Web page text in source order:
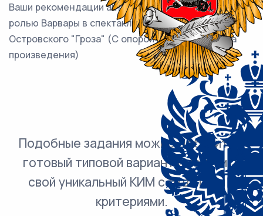
Ваши рекомендации актрисе, работающей над
ролью Варвары в спектакле по пьесе А.Н.
Островского "Гроза" (С опорой на анализ текста
произведения)
Подобные задания можно добавить в
готовый типовой вариант и получить
свой уникальный КИМ с ответами и
критериями.